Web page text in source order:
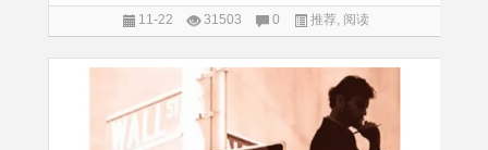
11-22 31503 0 推荐, 阅读